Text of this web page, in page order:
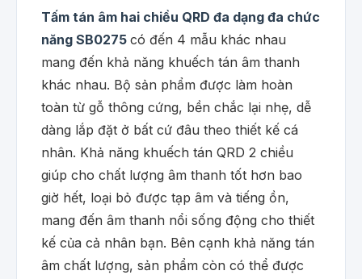
Tấm tán âm hai chiều QRD đa dạng đa chức
năng SB0275 có đến 4 mẫu khác nhau
mang đến khả năng khuếch tán âm thanh
khác nhau. Bộ sản phẩm được làm hoàn
toàn từ gỗ thông cứng, bền chắc lại nhẹ, dễ
dàng lắp đặt ở bất cứ đâu theo thiết kế cá
nhân. Khả năng khuếch tán QRD 2 chiều
giúp cho chất lượng âm thanh tốt hơn bao
giờ hết, loại bỏ được tạp âm và tiếng ồn,
mang đến âm thanh nổi sống động cho thiết
kế của cả nhân bạn. Bên cạnh khả năng tán
âm chất lượng, sản phẩm còn có thể được